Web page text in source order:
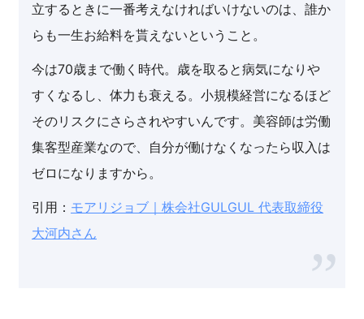
立するときに一番考えなければいけないのは、誰か
らも一生お給料を貰えないということ。
今は70歳まで働く時代。歳を取ると病気になりや
すくなるし、体力も衰える。小規模経営になるほど
そのリスクにさらされやすいんです。美容師は労働
集客型産業なので、自分が働けなくなったら収入は
ゼロになりますから。
引用： モアリジョブ｜株会社GULGUL 代表取締役
大河内さん